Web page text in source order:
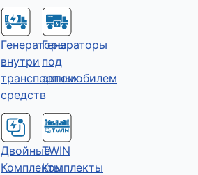
Генераторы
внутри
транспортных
средств
Генераторы
под
автомобилем
Двойные
Комплекты
TWIN
Комплекты